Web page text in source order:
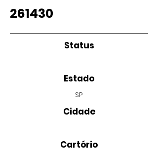
261430
Status
Estado
SP
Cidade
Cartório